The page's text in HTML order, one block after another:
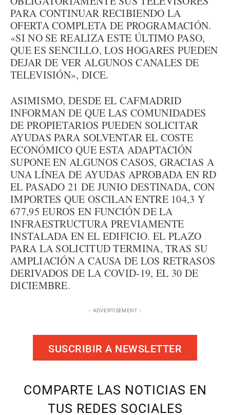
PARA CONTINUAR RECIBIENDO LA
OFERTA COMPLETA DE PROGRAMACIÓN.
«SI NO SE REALIZA ESTE ÚLTIMO PASO,
QUE ES SENCILLO, LOS HOGARES PUEDEN
DEJAR DE VER ALGUNOS CANALES DE
TELEVISIÓN», DICE.
ASIMISMO, DESDE EL CAFMADRID
INFORMAN DE QUE LAS COMUNIDADES
DE PROPIETARIOS PUEDEN SOLICITAR
AYUDAS PARA SOLVENTAR EL COSTE
ECONÓMICO QUE ESTA ADAPTACIÓN
SUPONE EN ALGUNOS CASOS, GRACIAS A
UNA LÍNEA DE AYUDAS APROBADA EN RD
EL PASADO 21 DE JUNIO DESTINADA, CON
IMPORTES QUE OSCILAN ENTRE 104,3 Y
677,95 EUROS EN FUNCIÓN DE LA
INFRAESTRUCTURA PREVIAMENTE
INSTALADA EN EL EDIFICIO. EL PLAZO
PARA LA SOLICITUD TERMINA, TRAS SU
AMPLIACIÓN A CAUSA DE LOS RETRASOS
DERIVADOS DE LA COVID-19, EL 30 DE
DICIEMBRE.
- ADVERTISEMENT -
SUSCRIBIR A NEWSLETTER
COMPARTE LAS NOTICIAS EN
TUS REDES SOCIALES